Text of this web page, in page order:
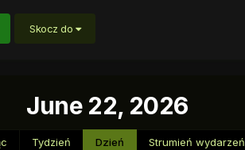
Skocz do
June 22, 2026
Tydzień Dzień Strumień wydarzeń